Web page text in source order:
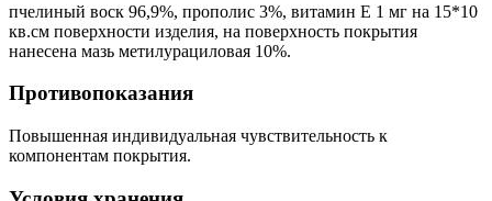
пчелиный воск 96,9%, прополис 3%, витамин Е 1 мг на 15*10
кв.см поверхности изделия, на поверхность покрытия
нанесена мазь метилурациловая 10%.
Противопоказания
Повышенная индивидуальная чувствительность к
компонентам покрытия.